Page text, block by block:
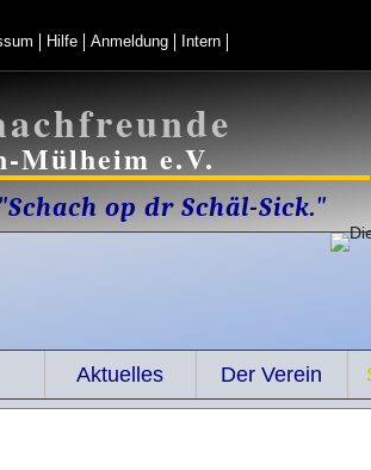
Hilfe Anmeldung Intern
Mülheim e.V.
"Schach op dr Schäl-Sick."
Aktuelles Der Verein